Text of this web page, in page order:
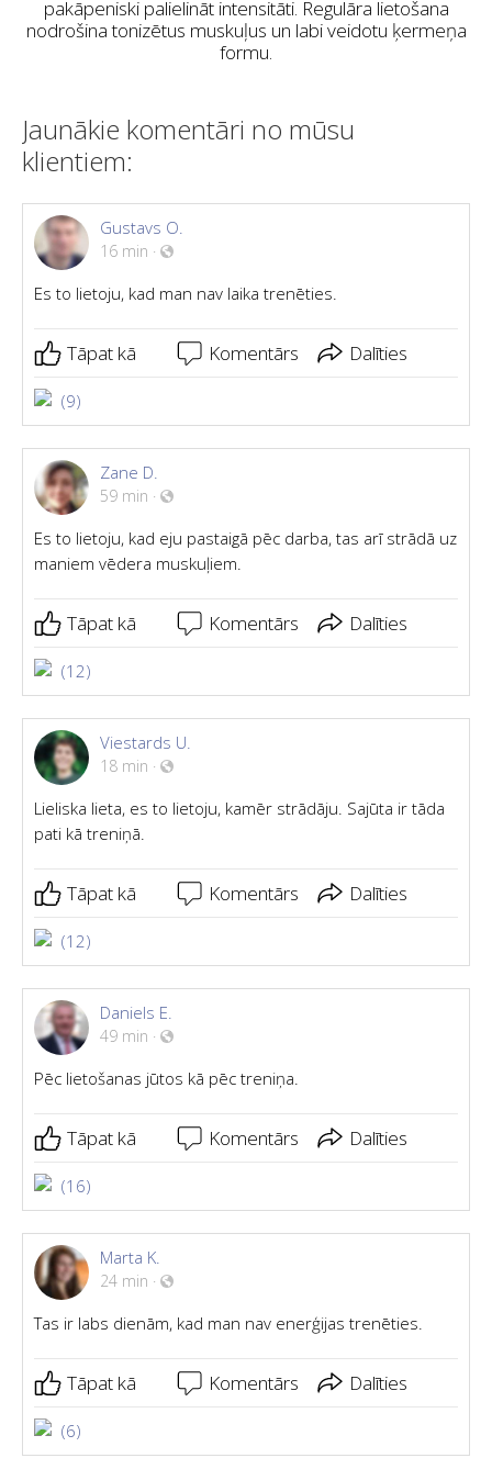
pakāpeniski palielināt intensitāti. Regulāra lietošana
nodrošina tonizētus muskuļus un labi veidotu ķermeņa
formu.
Jaunākie komentāri no mūsu
klientiem:
Gustavs O.
16 min ·
Es to lietoju, kad man nav laika trenēties.
Tāpat kā Komentārs Dalīties
(9)
Zane D.
59 min ·
Es to lietoju, kad eju pastaigā pēc darba, tas arī strādā uz
maniem vēdera muskuļiem.
Tāpat kā Komentārs Dalīties
(12)
Viestards U.
18 min ·
Lieliska lieta, es to lietoju, kamēr strādāju. Sajūta ir tāda
pati kā treniņā.
Tāpat kā Komentārs Dalīties
(12)
Daniels E.
49 min ·
Pēc lietošanas jūtos kā pēc treniņa.
Tāpat kā Komentārs Dalīties
(16)
Marta K.
24 min ·
Tas ir labs dienām, kad man nav enerģijas trenēties.
Tāpat kā Komentārs Dalīties
(6)